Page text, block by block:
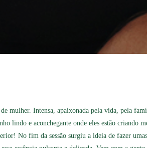
mulher. Intensa, apaixonada pela vida, pela
lindo e aconchegante onde eles estão criando
No fim da sessão surgiu a ideia de fazer